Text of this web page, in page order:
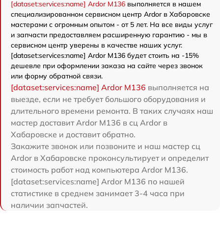
[dataset:services:name] Ardor M136 выполняется в нашем
специализированном сервисном центр Ardor в Хабаровске
мастерами с огромным опытом - от 5 лет. На все виды услуг
и запчасти предоставляем расширенную гарантию - мы в
сервисном центр уверены в качестве наших услуг.
[dataset:services:name] Ardor M136 будет стоить на -15%
дешевле при оформлении заказа на сайте через звонок
или форму обратной связи.
[dataset:services:name] Ardor M136 выполняется на
выезде, если не требует большого оборудования и
длительного времени ремонта. В таких случаях наш
мастер доставит Ardor M136 в сц Ardor в
Хабаровске и доставит обратно.
Закажите звонок или позвоните и наш мастер сц
Ardor в Хабаровске проконсультирует и определит
стоимость работ над компьютера Ardor M136.
[dataset:services:name] Ardor M136 по нашей
статистике в среднем занимает 3-4 часа при
наличии запчастей.